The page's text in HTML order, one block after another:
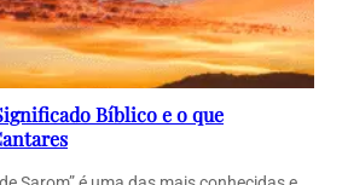
Bíblico e o que